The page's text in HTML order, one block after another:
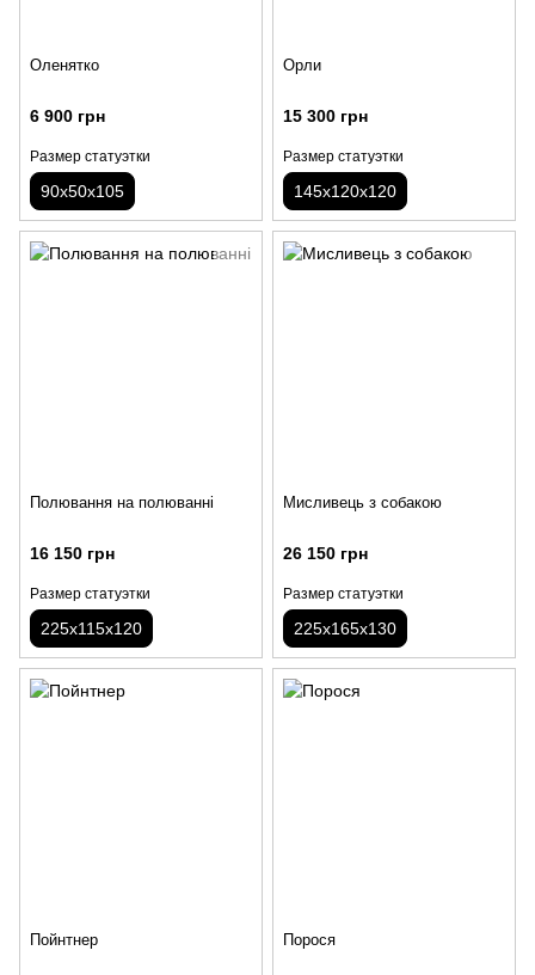
Оленятко
6 900 грн
Размер статуэтки
90х50х105
Орли
15 300 грн
Размер статуэтки
145х120х120
Полювання на полюванні
16 150 грн
Размер статуэтки
225х115х120
Мисливець з собакою
26 150 грн
Размер статуэтки
225х165х130
Пойнтнер Порося